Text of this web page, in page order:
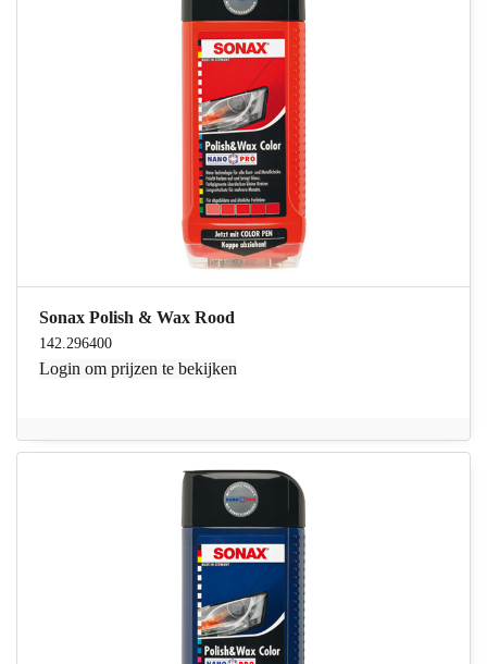
Sonax Polish & Wax Rood
142.296400
Login om prijzen te bekijken